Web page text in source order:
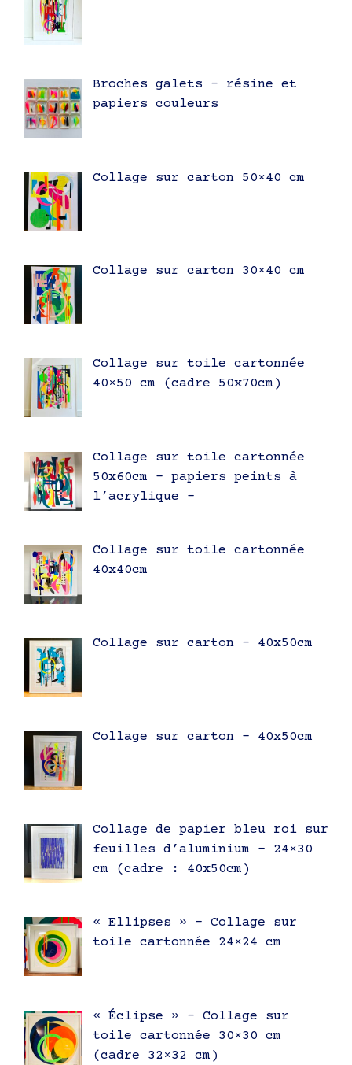
Broches galets – résine et
papiers couleurs
Collage sur carton 50×40 cm
Collage sur carton 30×40 cm
Collage sur toile cartonnée
40×50 cm (cadre 50x70cm)
Collage sur toile cartonnée
50x60cm – papiers peints à
l’acrylique –
Collage sur toile cartonnée
40x40cm
Collage sur carton – 40x50cm
Collage sur carton – 40x50cm
Collage de papier bleu roi sur
feuilles d’aluminium – 24×30
cm (cadre : 40x50cm)
« Ellipses » – Collage sur
toile cartonnée 24×24 cm
« Éclipse » – Collage sur
toile cartonnée 30×30 cm
(cadre 32×32 cm)